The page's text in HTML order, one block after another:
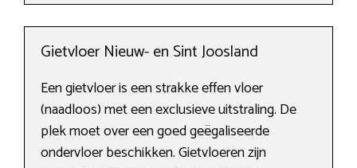
Gietvloer Nieuw- en Sint Joosland
Een gietvloer is een strakke effen vloer
(naadloos) met een exclusieve uitstraling. De
plek moet over een goed geëgaliseerde
ondervloer beschikken. Gietvloeren zijn